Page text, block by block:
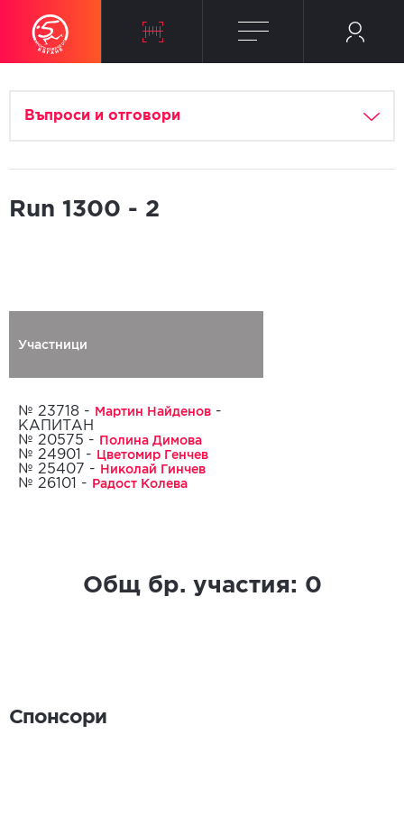
Въпроси и отговори
Run 1300 - 2
Участници
№ 23718 - Мартин Найденов -
КАПИТАН
№ 20575 - Полина Димова
№ 24901 - Цветомир Генчев
№ 25407 - Николай Гинчев
№ 26101 - Радост Колева
Общ бр. участия: 0
Спонсори